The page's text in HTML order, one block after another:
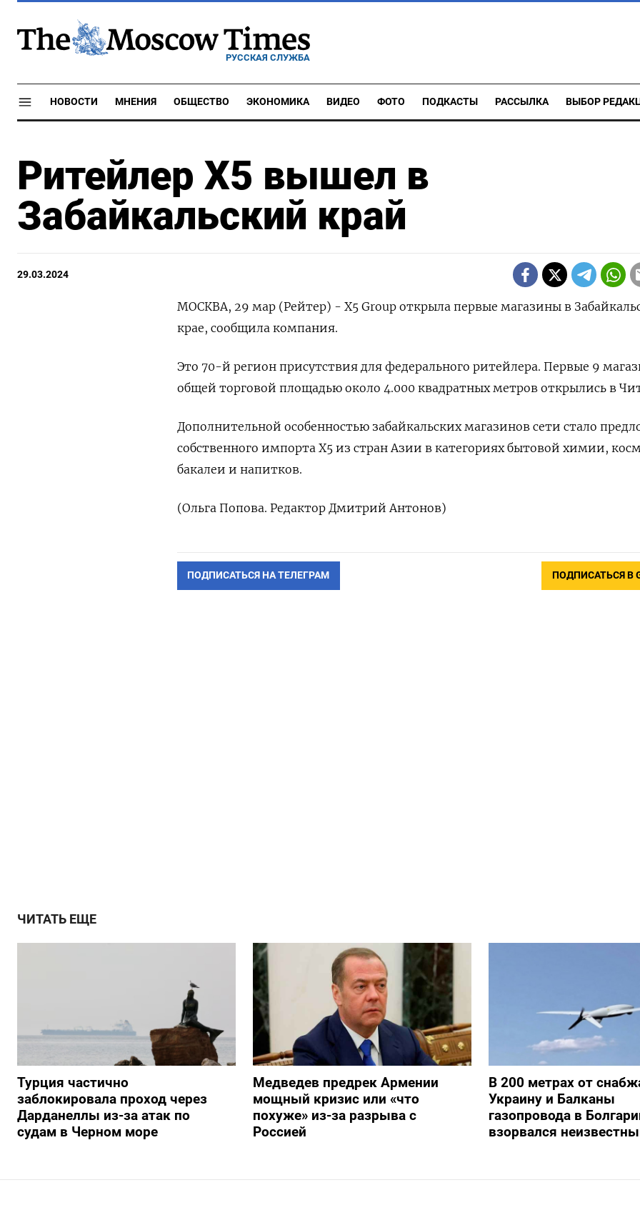
РУССКАЯ СЛУЖБА
НОВОСТИ МНЕНИЯ ОБЩЕСТВО ЭКОНОМИКА ВИДЕО ФОТО ПОДКАСТЫ РАССЫЛКА ВЫБОР
Ритейлер Х5 вышел в
Забайкальский край
29.03.2024
МОСКВА, 29 мар (Рейтер) - X5 Group открыла первые магазины в
крае, сообщила компания.
Это 70-й регион присутствия для федерального ритейлера. Первые 9
общей торговой площадью около 4.000 квадратных метров открылись в
Дополнительной особенностью забайкальских магазинов сети стало
собственного импорта Х5 из стран Азии в категориях бытовой химии,
бакалеи и напитков.
(Ольга Попова. Редактор Дмитрий Антонов)
ПОДПИСАТЬСЯ НА ТЕЛЕГРАМ ПОДПИСАТЬСЯ В
ЧИТАТЬ ЕЩЕ
Турция частично
заблокировала проход через
Дарданеллы из-за атак по
судам в Черном море
Медведев предрек Армении
мощный кризис или «что
похуже» из-за разрыва с
Россией
В 200 метрах от
Украину и Балканы
газопровода в
взорвался